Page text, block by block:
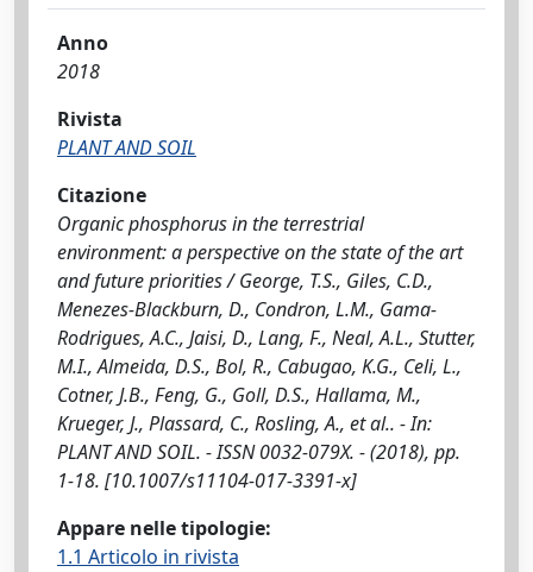
Anno
2018
Rivista
PLANT AND SOIL
Citazione
Organic phosphorus in the terrestrial
environment: a perspective on the state of the art
and future priorities / George, T.S., Giles, C.D.,
Menezes-Blackburn, D., Condron, L.M., Gama-
Rodrigues, A.C., Jaisi, D., Lang, F., Neal, A.L., Stutter,
M.I., Almeida, D.S., Bol, R., Cabugao, K.G., Celi, L.,
Cotner, J.B., Feng, G., Goll, D.S., Hallama, M.,
Krueger, J., Plassard, C., Rosling, A., et al.. - In:
PLANT AND SOIL. - ISSN 0032-079X. - (2018), pp.
1-18. [10.1007/s11104-017-3391-x]
Appare nelle tipologie:
1.1 Articolo in rivista